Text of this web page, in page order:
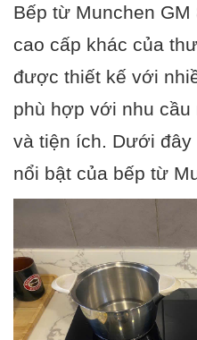
Bếp từ Munchen
cao cấp khác của
được thiết kế với
phù hợp với nhu
và tiện ích. Dưới
nổi bật của bếp từ